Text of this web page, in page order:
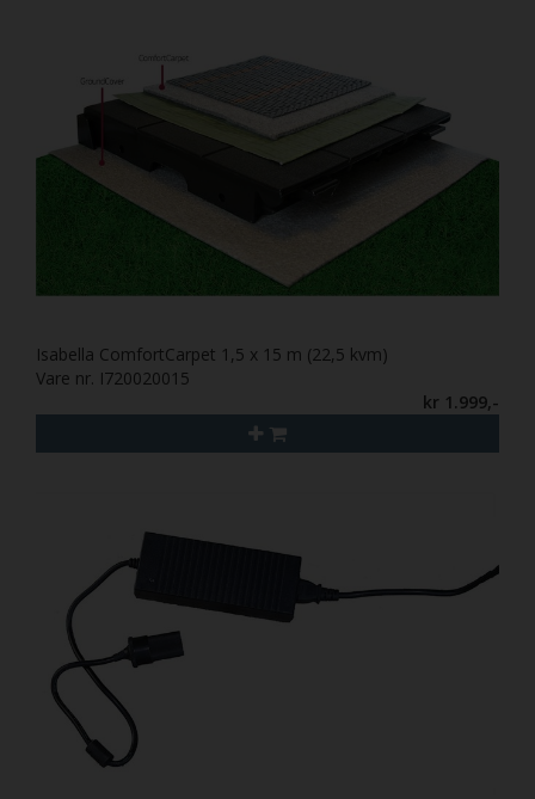
Isabella ComfortCarpet 1,5 x 15 m (22,5 kvm)
Vare nr. I720020015
kr 1.999,-